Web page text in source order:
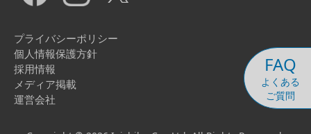
FAQ
よくある
ご質問
プライバシーポリシー
個人情報保護方針
採用情報
メディア掲載
運営会社